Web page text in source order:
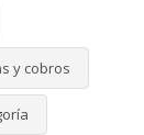
y cobros